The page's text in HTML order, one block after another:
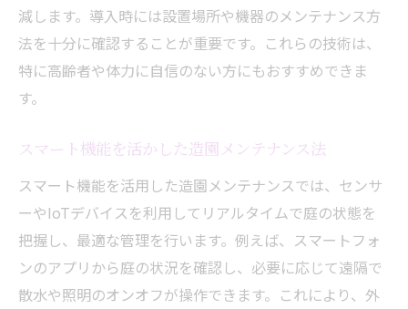
減します。導入時には設置場所や機器のメンテナンス方
法を十分に確認することが重要です。これらの技術は、
特に高齢者や体力に自信のない方にもおすすめできま
す。
スマート機能を活かした造園メンテナンス法
スマート機能を活用した造園メンテナンスでは、センサ
ーやIoTデバイスを利用してリアルタイムで庭の状態を
把握し、最適な管理を行います。例えば、スマートフォ
ンのアプリから庭の状況を確認し、必要に応じて遠隔で
散水や照明のオンオフが操作できます。これにより、外